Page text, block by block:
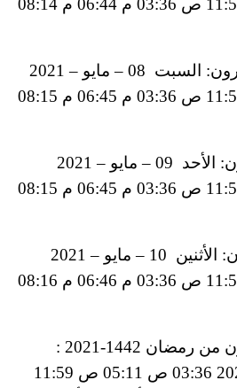
03:40 ص 05:14 ص 11:59 ص 03:36 م 06:44 م 08:14
– يوم السادس والعشرون: السبت 08 – مايو – 2021
03:39 ص 05:13 ص 11:59 ص 03:36 م 06:45 م 08:15
– يوم السابع والعشرون: الأحد 09 – مايو – 2021
03:38 ص 05:13 ص 11:59 ص 03:36 م 06:45 م 08:15
– يوم الثامن والعشرون: الأثنين 10 – مايو – 2021
03:37 ص 05:12 ص 11:59 ص 03:36 م 06:46 م 08:16
– يوم التاسع والعشرون من رمضان 1442-2021 :
الثلاثاء 11 – مايو – 2021 03:36 ص 05:11 ص 11:59